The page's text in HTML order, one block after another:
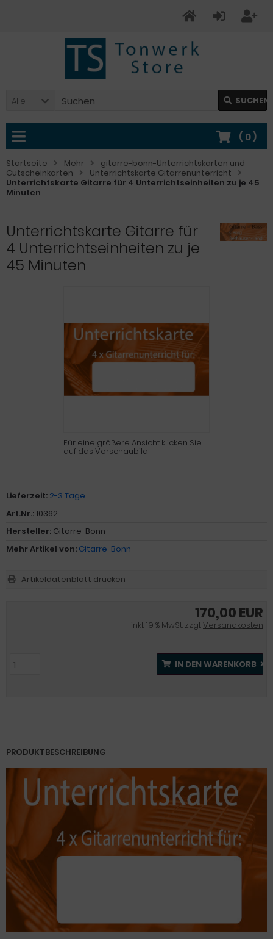
Alle SUCHEN
( 0)
Startseite Mehr
gitarre-bonn-Unterrichtskarten und
Gutscheinkarten
Unterrichtskarte Gitarrenunterricht
Unterrichtskarte Gitarre für 4 Unterrichtseinheiten zu je 45
Minuten
Unterrichtskarte Gitarre für
4 Unterrichtseinheiten zu je
45 Minuten
Für eine größere Ansicht klicken Sie
auf das Vorschaubild
170,00 EUR
inkl. 19 % MwSt. zzgl.Versandkosten
IN DEN WARENKORB
Lieferzeit: 2-3 Tage
Art.Nr.:10362
Hersteller: Gitarre-Bonn
Mehr Artikel von: Gitarre-Bonn
Artikeldatenblatt drucken
PRODUKTBESCHREIBUNG